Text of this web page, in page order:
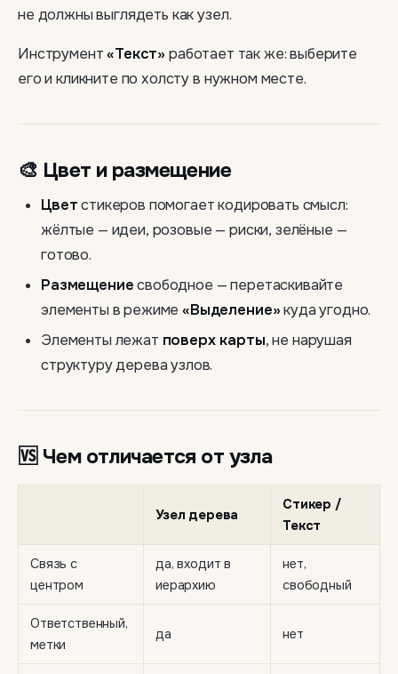
не должны выглядеть как узел.
Инструмент«Текст» работает так же: выберите
его и кликните по холсту в нужном месте.
🎨 Цвет и размещение
Цветстикеров помогает кодировать смысл:
жёлтые — идеи, розовые — риски, зелёные —
готово.
Размещениесвободное — перетаскивайте
элементы в режиме«Выделение»куда угодно.
Элементы лежат поверх карты, не нарушая
структуру дерева узлов.
🆚 Чем отличается от узла
Узел дерева
Стикер /
Текст
Связь с
центром
да, входит в
иерархию
нет,
свободный
Ответственный,
метки
да нет